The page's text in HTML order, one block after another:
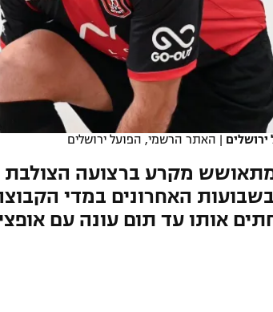
עסק
ירושלים | האתר הרשמי, הפועל ירושלים
מקרע ברצועה הצולבת
האחרונים במדי
אותו עד תום עונה עם